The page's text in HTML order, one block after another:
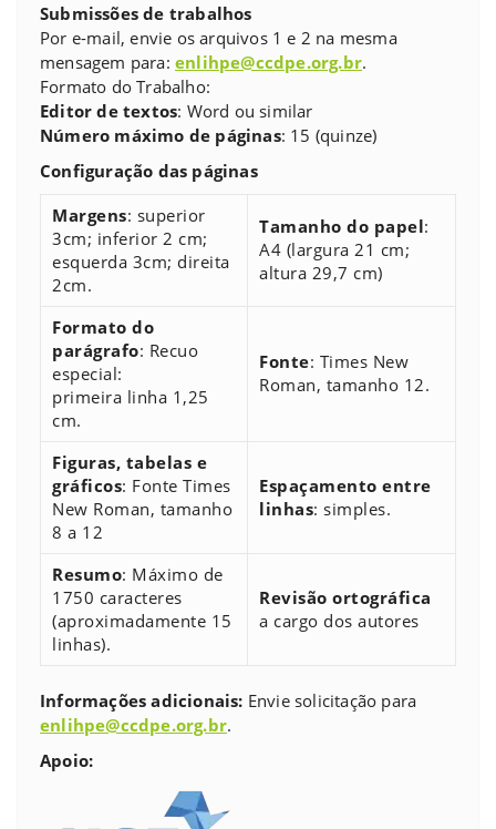
Submissões de trabalhos
Por e-mail, envie os arquivos 1 e 2 na mesma
mensagem para: enlihpe@ccdpe.org.br.
Formato do Trabalho:
Editor de textos: Word ou similar
Número máximo de páginas: 15 (quinze)
Configuração das páginas
Margens: superior
3cm; inferior 2 cm;
esquerda 3cm; direita
2cm.
Tamanho do papel:
A4 (largura 21 cm;
altura 29,7 cm)
Formato do
parágrafo: Recuo
especial:
primeira linha 1,25
cm.
Fonte: Times New
Roman, tamanho 12.
Figuras, tabelas e
gráficos: Fonte Times
New Roman, tamanho
8 a 12
Espaçamento entre
linhas: simples.
Resumo: Máximo de
1750 caracteres
(aproximadamente 15
linhas).
Revisão ortográfica
a cargo dos autores
Informações adicionais: Envie solicitação para
enlihpe@ccdpe.org.br.
Apoio: